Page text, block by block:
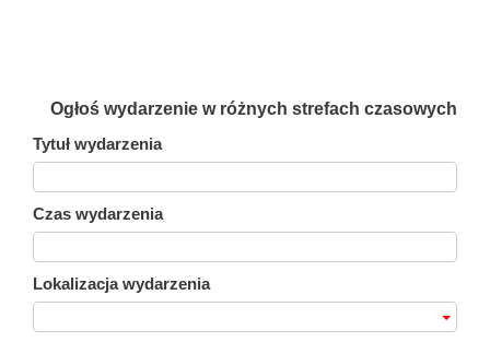
Ogłoś wydarzenie w różnych strefach czasowych
Tytuł wydarzenia
Czas wydarzenia
Lokalizacja wydarzenia